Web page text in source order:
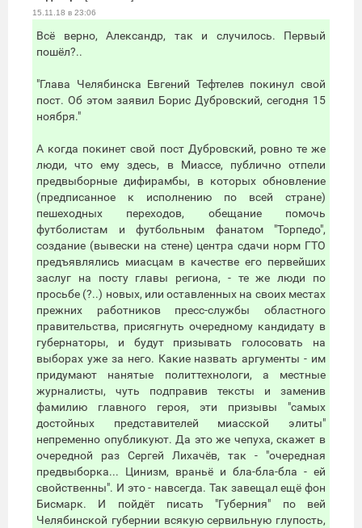
15.11.18 в 23:06
Всё верно, Александр, так и случилось. Первый
пошёл?..
"Глава Челябинска Евгений Тефтелев покинул свой
пост. Об этом заявил Борис Дубровский, сегодня 15
ноября."
А когда покинет свой пост Дубровский, ровно те же
люди, что ему здесь, в Миассе, публично отпели
предвыборные дифирамбы, в которых обновление
(предписанное к исполнению по всей стране)
пешеходных переходов, обещание помочь
футболистам и футбольным фанатом "Торпедо",
создание (вывески на стене) центра сдачи норм ГТО
предъявлялись миасцам в качестве его первейших
заслуг на посту главы региона, - те же люди по
просьбе (?..) новых, или оставленных на своих местах
прежних работников пресс-службы областного
правительства, присягнуть очередному кандидату в
губернаторы, и будут призывать голосовать на
выборах уже за него. Какие назвать аргументы - им
придумают нанятые политтехнологи, а местные
журналисты, чуть подправив тексты и заменив
фамилию главного героя, эти призывы "самых
достойных представителей миасской элиты"
непременно опубликуют. Да это же чепуха, скажет в
очередной раз Сергей Лихачёв, так - "очередная
предвыборка... Цинизм, враньё и бла-бла-бла - ей
свойственны". И это - навсегда. Так завещал ещё фон
Бисмарк. И пойдёт писать "Губерния" по вей
Челябинской губернии всякую сервильную глупость,